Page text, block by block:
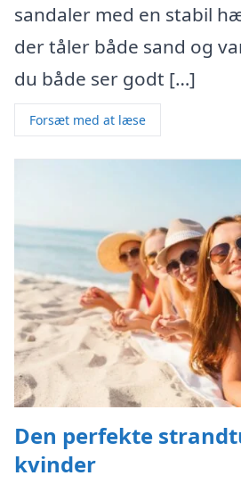
sandaler med en stabil
der tåler både sand og
du både ser godt […]
Forsæt med at læse
Den perfekte
kvinder